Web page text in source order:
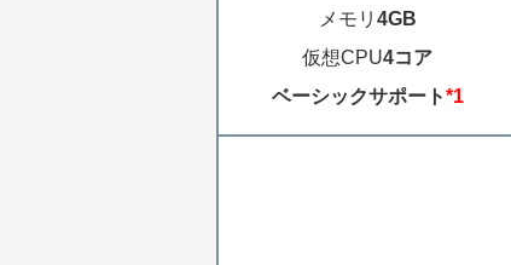
メモリ 4GB
仮想CPU4コア
ベーシックサポート*1